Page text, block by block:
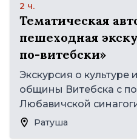
2 ч.
Тематическая
пешеходная
по-витебски»
Экскурсия о культуре
общины Витебска с
Любавичской
Ратуша